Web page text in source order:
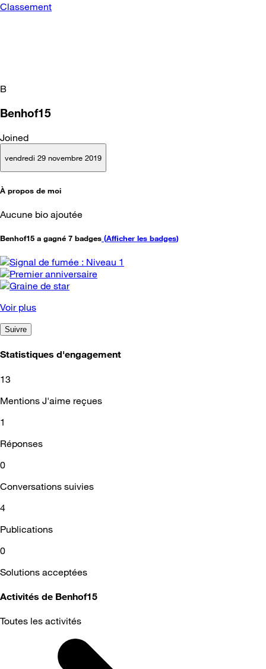
Classement
B
Benhof15
Joined
vendredi 29 novembre 2019
À propos de moi
Aucune bio ajoutée
Benhof15 a gagné 7 badges (Afficher les badges)
Voir plus
Suivre
Statistiques d'engagement
13
Mentions J'aime reçues
1
Réponses
0
Conversations suivies
4
Publications
0
Solutions acceptées
Activités de Benhof15
Toutes les activités